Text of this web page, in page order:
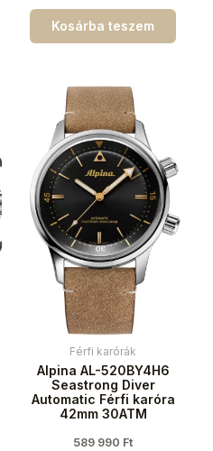
Kosárba teszem
Férfi karórák
Alpina AL-520BY4H6
Seastrong Diver
Automatic Férfi karóra
42mm 30ATM
589 990 Ft